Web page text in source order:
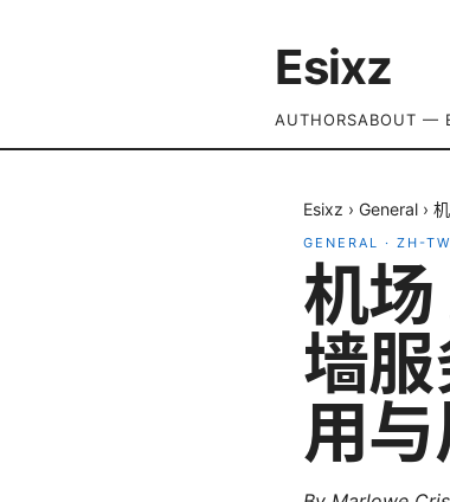
Esixz
AUTHORSABOUT —
Esixz › General ›
GENERAL · ZH-TW
机
墙
用